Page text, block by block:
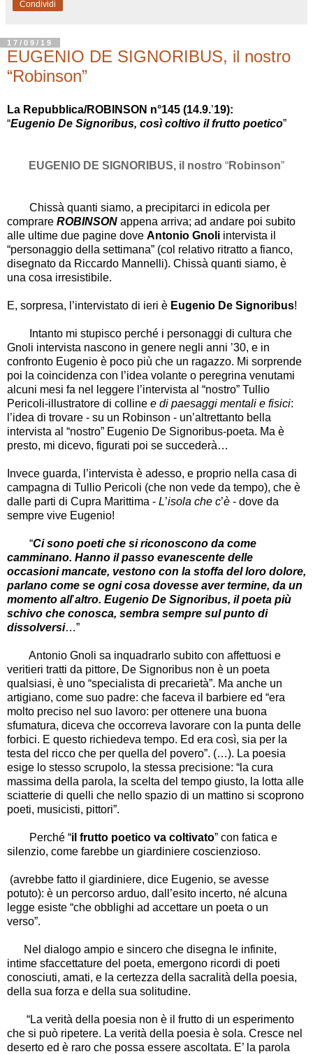
Condividi
17/09/19
EUGENIO DE SIGNORIBUS, il nostro
“Robinson”
La Repubblica/ROBINSON n°145 (14.9.’19):
“Eugenio De Signoribus, così coltivo il frutto poetico”
EUGENIO DE SIGNORIBUS, il nostro “Robinson”
Chissà quanti siamo, a precipitarci in edicola per
comprare ROBINSON appena arriva; ad andare poi subito
alle ultime due pagine dove Antonio Gnoli intervista il
“personaggio della settimana” (col relativo ritratto a fianco,
disegnato da Riccardo Mannelli). Chissà quanti siamo, è
una cosa irresistibile.
E, sorpresa, l ’intervistato di ieri è Eugenio De Signoribus!
Intanto mi stupisco perché i personaggi di cultura che
Gnoli intervista nascono in genere negli anni ’30, e in
confronto Eugenio è poco più che un ragazzo. Mi sorprende
poi la coincidenza con l ’idea volante o peregrina venutami
alcuni mesi fa nel leggere l ’intervista al “nostro” Tullio
Pericoli-illustratore di colline e di paesaggi mentali e fisici:
’idea di trovare - su un Robinson - un’altrettanto bella
intervista al “nostro” Eugenio De Signoribus-poeta. Ma è
presto, mi dicevo, figurati poi se succederà…
Invece guarda, l ’intervista è adesso, e proprio nella casa di
campagna di Tullio Pericoli (che non vede da tempo), che è
dalle parti di Cupra Marittima - L’isola che c’è - dove da
sempre vive Eugenio!
“Ci sono poeti che si riconoscono da come
camminano. Hanno il passo evanescente delle
occasioni mancate, vestono con la stoffa del loro dolore,
parlano come se ogni cosa dovesse aver termine, da un
momento all’altro. Eugenio De Signoribus, il poeta più
schivo che conosca, sembra sempre sul punto di
dissolversi…”
Antonio Gnoli sa inquadrarlo subito con affettuosi e
veritieri tratti da pittore, De Signoribus non è un poeta
qualsiasi, è uno “specialista di precarietà”. Ma anche un
artigiano, come suo padre: che faceva il barbiere ed “era
molto preciso nel suo lavoro: per ottenere una buona
sfumatura, diceva che occorreva lavorare con la punta delle
forbici. E questo richiedeva tempo. Ed era così, sia per la
testa del ricco che per quella del povero”. (…). La poesia
esige lo stesso scrupolo, la stessa precisione: “ la cura
massima della parola, la scelta del tempo giusto, la lotta alle
sciatterie di quelli che nello spazio di un mattino si scoprono
poeti, musicisti, pittori”.
Perché “il frutto poetico va coltivato” con fatica e
silenzio, come farebbe un giardiniere coscienzioso.
(avrebbe fatto il giardiniere, dice Eugenio, se avesse
potuto): è un percorso arduo, dall ’esito incerto, né alcuna
legge esiste “che obblighi ad accettare un poeta o un
verso”.
Nel dialogo ampio e sincero che disegna le infinite,
intime sfaccettature del poeta, emergono ricordi di poeti
conosciuti, amati, e la certezza della sacralità della poesia,
della sua forza e della sua solitudine.
“La verità della poesia non è il frutto di un esperimento
che si può ripetere. La verità della poesia è sola. Cresce nel
deserto ed è raro che possa essere ascoltata. E’ la parola